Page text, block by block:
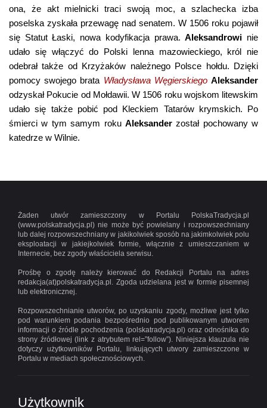
ona, że akt mielnicki traci swoją moc, a szlachecka izba
poselska zyskała przewagę nad senatem. W 1506 roku pojawił
się Statut Łaski, nowa kodyfikacja prawa.Aleksandrowi nie
udało się włączyć do Polski lenna mazowieckiego, król nie
odebrał także od Krzyżaków należnego Polsce hołdu. Dzięki
pomocy swojego brata Władysława Węgierskiego Aleksander
odzyskał Pokucie od Mołdawii. W 1506 roku wojskom litewskim
udało się także pobić pod Kleckiem Tatarów krymskich. Po
śmierci w tym samym roku Aleksanderzostał pochowany w
katedrze w Wilnie.
Żaden utwór zamieszczony w Portalu PolskaTradycja.pl
(www.polskatradycja.pl) nie może być powielany i rozpowszechniany
lub dalej rozpowszechniany w jakikolwiek sposób na jakimkolwiek polu
eksploatacji w jakiejkolwiek formie, włącznie z umieszczaniem w
Internecie, bez zgody właściciela serwisu.
Prośbę o zgodę należy kierować do Redakcji Portalu na adres
redakcja(at)polskatradycja.pl. Zgoda udzielana jest w formie pisemnej
lub elektronicznej.
Rozpowszechnianie utworów, po uzyskaniu zgody, możliwe jest tylko
pod warunkiem podania bezpośrednio pod publikowanym utworem
informacji o źródle pochodzenia (polskatradycja.pl) oraz odnośnika do
strony źródłowej (link z atrybutem rel=”follow”). Niniejsza klauzula nie
dotyczy użytkowników Portalu, linkujących utwory zamieszczone w
Portalu w mediach społecznościowych.
Użytkownik